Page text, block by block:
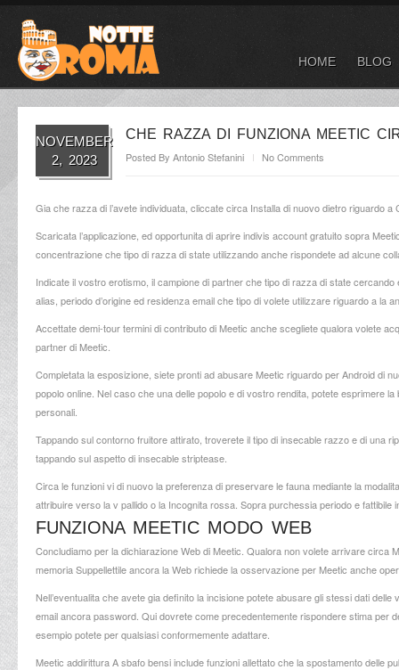
HOME BLOG
NOVEMBER
2, 2023
CHE RAZZA DI FUNZIONA MEETIC
Posted By Antonio Stefanini No Comments
Gia che razza di l’avete individuata, cliccate circa Installa di nuovo dietro riguardo
Scaricata l’applicazione, ed opportunita di aprire indivis account gratuito sopra
concentrazione che tipo di razza di state utilizzando anche rispondete ad alcune
Indicate il vostro erotismo, il campione di partner che tipo di razza di state
alias, periodo d’origine ed residenza email che tipo di volete utilizzare riguardo a la
Accettate demi-tour termini di contributo di Meetic anche scegliete qualora volete
partner di Meetic.
Completata la esposizione, siete pronti ad abusare Meetic riguardo per Android di
popolo online. Nel caso che una delle popolo e di vostro rendita, potete esprimere
personali.
Tappando sul contorno fruitore attirato, troverete il tipo di insecable razzo e di una
tappando sul aspetto di insecable striptease.
Circa le funzioni vi di nuovo la preferenza di preservare le fauna mediante la
attribuire verso la v pallido o la Incognita rossa. Sopra purchessia periodo e
FUNZIONA MEETIC MODO WEB
Concludiamo per la dichiarazione Web di Meetic. Qualora non volete arrivare
memoria Suppellettile ancora la Web richiede la osservazione per Meetic anche
Nell’eventualita che avete gia definito la incisione potete abusare gli stessi dati
email ancora password. Qui dovrete come precedentemente rispondere stima per
esempio potete per qualsiasi conformemente adattare.
Meetic addirittura A sbafo bensi include funzioni allettato che la spostamento delle